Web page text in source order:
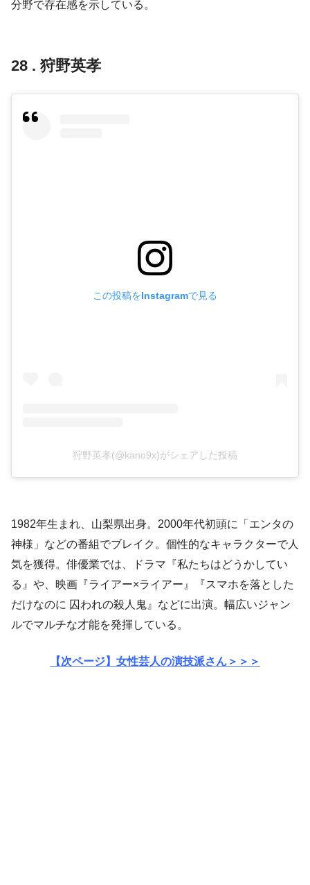
分野で存在感を示している。
28 . 狩野英孝
この投稿をInstagramで見る
狩野英孝(@kano9x)がシェアした投稿
1982年生まれ、山梨県出身。2000年代初頭に「エンタの
神様」などの番組でブレイク。個性的なキャラクターで人
気を獲得。俳優業では、ドラマ『私たちはどうかしてい
る』や、映画『ライアー×ライアー』『スマホを落とした
だけなのに 囚われの殺人鬼』などに出演。幅広いジャン
ルでマルチな才能を発揮している。
【次ページ】女性芸人の演技派さん＞＞＞